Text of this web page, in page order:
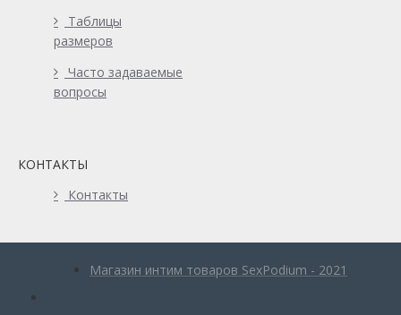
Таблицы
размеров
Часто задаваемые
вопросы
КОНТАКТЫ
Контакты
Магазин интим товаров SexPodium - 2021